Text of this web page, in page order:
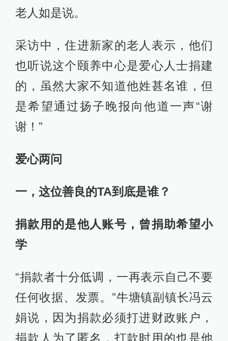
老人如是说。
采访中，住进新家的老人表示，他们
也听说这个颐养中心是爱心人士捐建
的，虽然大家不知道他姓甚名谁，但
是希望通过扬子晚报向他道一声“谢
谢！”
爱心两问
一，这位善良的TA到底是谁？
捐款用的是他人账号，曾捐助希望小
学
“捐款者十分低调，一再表示自己不要
任何收据、发票。”牛塘镇副镇长冯云
娟说，因为捐款必须打进财政账户，
捐款人为了匿名，打款时用的也是他